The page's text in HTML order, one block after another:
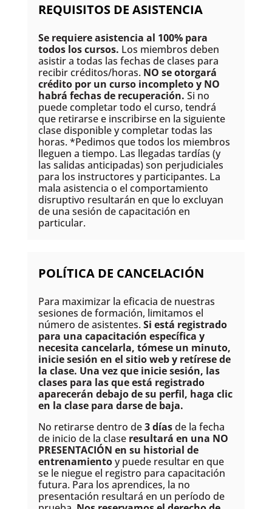
REQUISITOS DE ASISTENCIA
Se requiere asistencia al 100% para
todos los cursos. Los miembros deben
asistir a todas las fechas de clases para
recibir créditos/horas. NO se otorgará
crédito por un curso incompleto y NO
habrá fechas de recuperación. Si no
puede completar todo el curso, tendrá
que retirarse e inscribirse en la siguiente
clase disponible y completar todas las
horas. *Pedimos que todos los miembros
lleguen a tiempo. Las llegadas tardías (y
las salidas anticipadas) son perjudiciales
para los instructores y participantes. La
mala asistencia o el comportamiento
disruptivo resultarán en que lo excluyan
de una sesión de capacitación en
particular.
POLÍTICA DE CANCELACIÓN
Para maximizar la eficacia de nuestras
sesiones de formación, limitamos el
número de asistentes. Si está registrado
para una capacitación específica y
necesita cancelarla, tómese un minuto,
inicie sesión en el sitio web y retírese de
la clase. Una vez que inicie sesión, las
clases para las que está registrado
aparecerán debajo de su perfil, haga clic
en la clase para darse de baja.
No retirarse dentro de3 díasde la fecha
de inicio de la clase resultará en una NO
PRESENTACIÓN en su historial de
entrenamientoy puede resultar en que
se le niegue el registro para capacitación
futura. Para los aprendices, la no
presentación resultará en un período de